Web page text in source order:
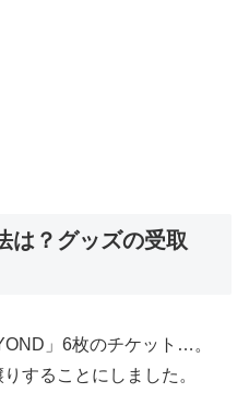
は？グッズの受取
」6枚のチケット…。
することにしました。